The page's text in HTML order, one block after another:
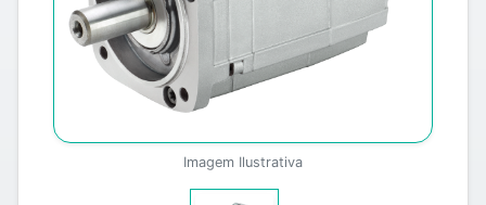
Imagem Ilustrativa